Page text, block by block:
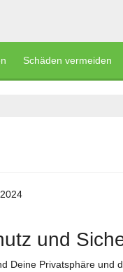
Schäden vermeiden
und
Deine Privatsphäre und